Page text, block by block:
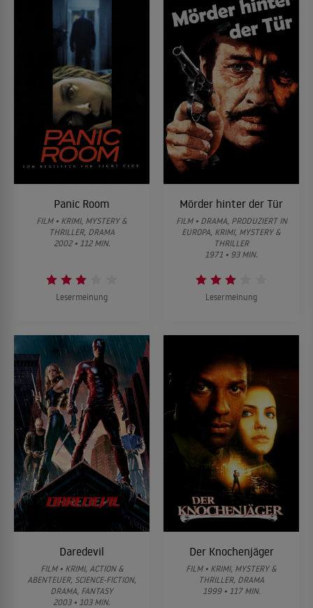
Panic Room
FILM • KRIMI, MYSTERY &
THRILLER, DRAMA
2002 • 112 MIN.
Lesermeinung
Mörder hinter der Tür
FILM • DRAMA, PRODUZIERT IN
EUROPA, KRIMI, MYSTERY &
THRILLER
1971 • 93 MIN.
Lesermeinung
Daredevil
FILM • KRIMI, ACTION &
ABENTEUER, SCIENCE-FICTION,
DRAMA, FANTASY
2003 • 103 MIN.
Der Knochenjäger
FILM • KRIMI, MYSTERY &
THRILLER, DRAMA
1999 • 117 MIN.